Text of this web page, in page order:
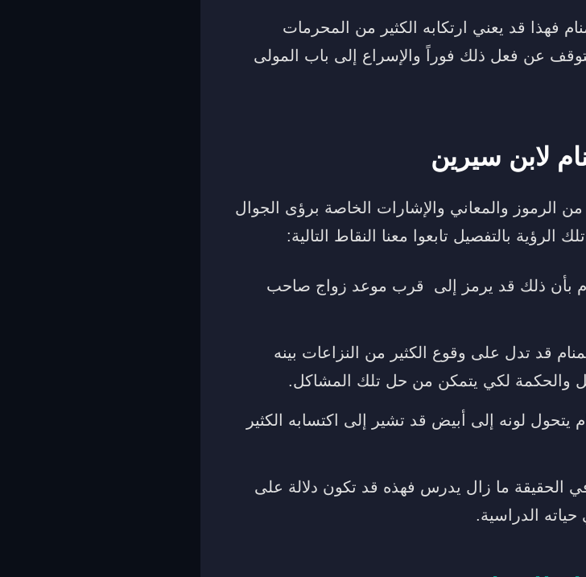
فهذا قد يعني ارتكابه الكثير من المحرمات
عن فعل ذلك فوراً والإسراع إلى باب المولى
لابن سيرين
الرموز والمعاني والإشارات الخاصة برؤى الجوال
بالتفصيل تابعوا معنا النقاط التالية:
بأن ذلك قد يرمز إلى قرب موعد زواج صاحب
قد تدل على وقوع الكثير من النزاعات بينه
والحكمة لكي يتمكن من حل تلك المشاكل.
يتحول لونه إلى أبيض قد تشير إلى اكتسابه الكثير
الحقيقة ما زال يدرس فهذه قد تكون دلالة على
الدراسية.